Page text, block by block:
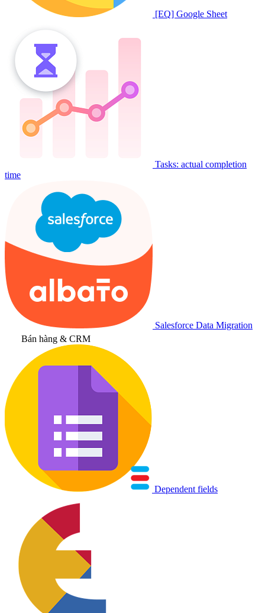
[EQ] Google Sheet
Tasks: actual completion
time
Salesforce Data Migration
Bán hàng & CRM
Dependent fields